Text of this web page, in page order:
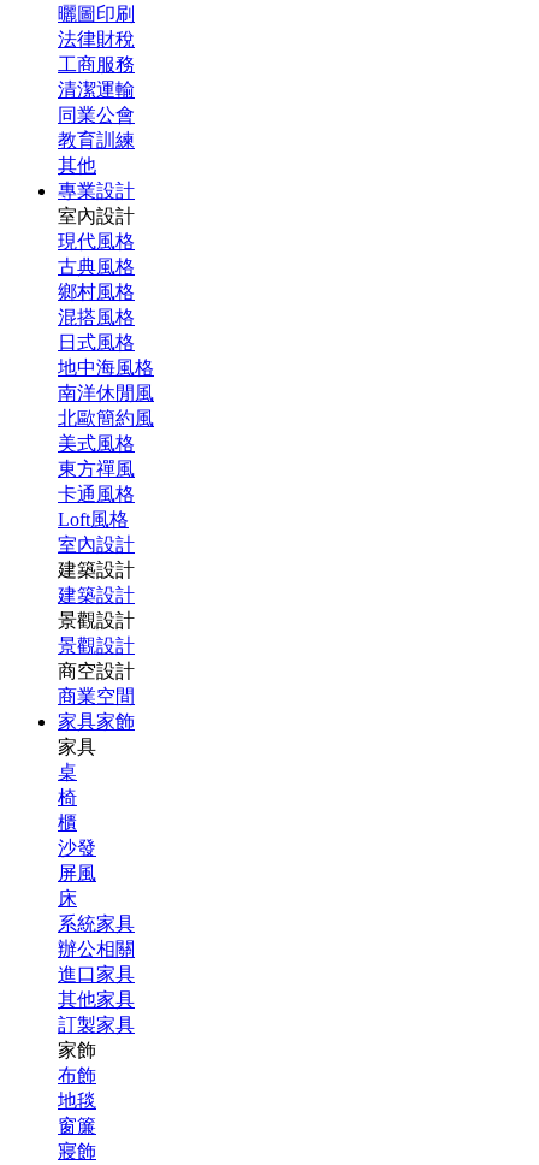
曬圖印刷
法律財稅
工商服務
清潔運輸
同業公會
教育訓練
其他
專業設計
室內設計
現代風格
古典風格
鄉村風格
混搭風格
日式風格
地中海風格
南洋休閒風
北歐簡約風
美式風格
東方禪風
卡通風格
Loft風格
室內設計
建築設計
建築設計
景觀設計
景觀設計
商空設計
商業空間
家具家飾
家具
桌
椅
櫃
沙發
屏風
床
系統家具
辦公相關
進口家具
其他家具
訂製家具
家飾
布飾
地毯
窗簾
寢飾